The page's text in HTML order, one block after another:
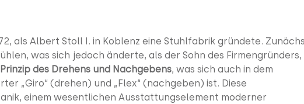
als Albert Stoll I. in Koblenz eine Stuhlfabrik gründete.
was sich jedoch änderte, als der Sohn des Firmengründers,
des Drehens und Nachgebens, was sich auch in dem
„Giro“ (drehen) und „Flex“ (nachgeben) ist. Diese
einem wesentlichen Ausstattungselement moderner